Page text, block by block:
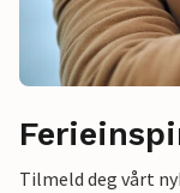
Tilmeld deg vårt